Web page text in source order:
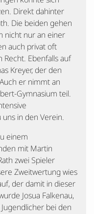
Direkt dahinter
Die beiden gehen
nicht nur an einer
auch privat oft
Ebenfalls auf
Kreyer, der den
er nimmt an
Gymnasium teil.
in den Verein.
einem
mit Martin
zwei Spieler
Zweitwertung wies
der damit in dieser
Josua Falkenau,
bei den